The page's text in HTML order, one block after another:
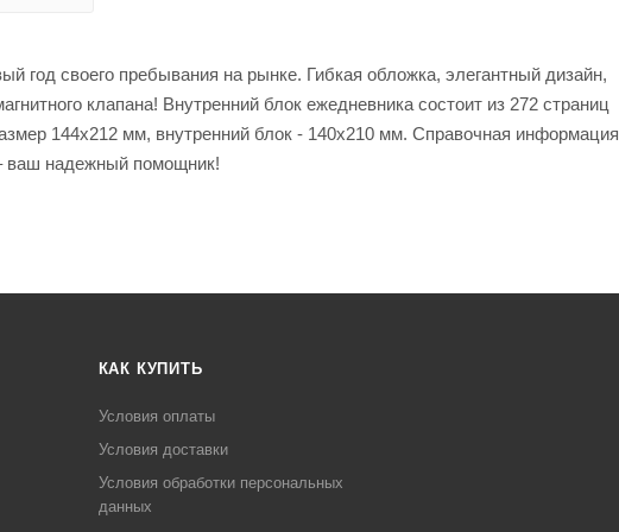
год своего пребывания на рынке. Гибкая обложка, элегантный дизайн,
клапана! Внутренний блок ежедневника состоит из 272 страниц
144х212 мм, внутренний блок - 140х210 мм. Справочная информация
ваш надежный помощник!
КАК КУПИТЬ
Условия оплаты
Условия доставки
Условия обработки персональных
данных